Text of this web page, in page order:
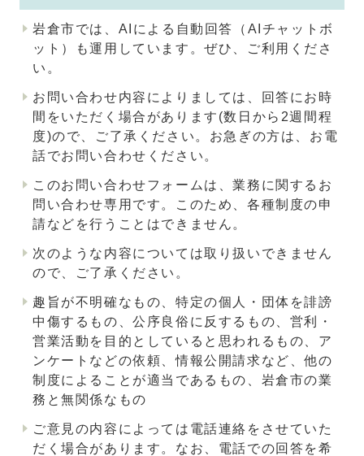
岩倉市では、AIによる自動回答（AIチャットボ
ット）も運用しています。ぜひ、ご利用くださ
い。
お問い合わせ内容によりましては、回答にお時
間をいただく場合があります(数日から2週間程
度)ので、ご了承ください。お急ぎの方は、お電
話でお問い合わせください。
このお問い合わせフォームは、業務に関するお
問い合わせ専用です。このため、各種制度の申
請などを行うことはできません。
次のような内容については取り扱いできません
ので、ご了承ください。
趣旨が不明確なもの、特定の個人・団体を誹謗
中傷するもの、公序良俗に反するもの、営利・
営業活動を目的としていると思われるもの、ア
ンケートなどの依頼、情報公開請求など、他の
制度によることが適当であるもの、岩倉市の業
務と無関係なもの
ご意見の内容によっては電話連絡をさせていた
だく場合があります。なお、電話での回答を希